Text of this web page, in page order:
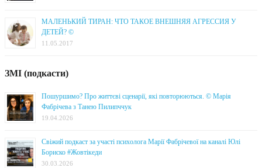
МАЛЕНЬКИЙ ТИРАН: ЧТО ТАКОЕ ВНЕШНЯЯ АГРЕССИЯ У
ДЕТЕЙ? ©
11.05.2017
ЗМІ (подкасти)
Пошуршимо? Про життєві сценарії, які повторюються. © Марія
Фабрічева з Танею Пилипччук
19.04.2026
Свіжий подкаст за участі психолога Марії Фабрічевої на каналі Юлі
Бориско #Жовтікеди
30.03.2026